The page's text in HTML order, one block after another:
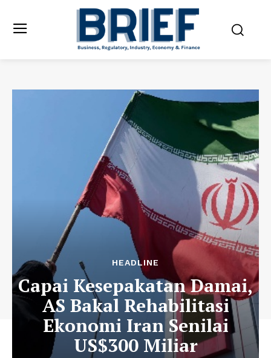
HEADLINE
Capai Kesepakatan Damai,
AS Bakal Rehabilitasi
Ekonomi Iran Senilai
US$300 Miliar